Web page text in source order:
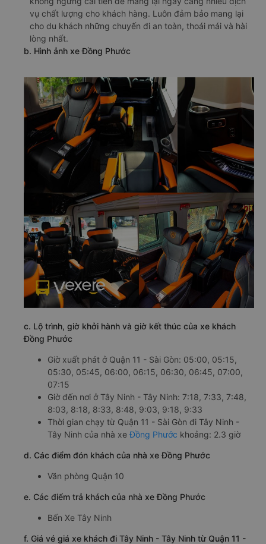
vụ chất lượng cho khách hàng. Luôn đảm bảo mang lại
cho du khách những chuyến đi an toàn, thoái mái và hài
lòng nhất.
b. Hình ảnh xe Đồng Phước
c. Lộ trình, giờ khởi hành và giờ kết thúc của xe khách
Đồng Phước
Giờ xuất phát ở Quận 11 - Sài Gòn: 05:00, 05:15,
05:30, 05:45, 06:00, 06:15, 06:30, 06:45, 07:00,
07:15
Giờ đến nơi ở Tây Ninh - Tây Ninh: 7:18, 7:33, 7:48,
8:03, 8:18, 8:33, 8:48, 9:03, 9:18, 9:33
Thời gian chạy từ Quận 11 - Sài Gòn đi Tây Ninh -
Tây Ninh của nhà xeĐồng Phước khoảng: 2.3 giờ
d. Các điểm đón khách của nhà xe Đồng Phước
Văn phòng Quận 10
e. Các điểm trả khách của nhà xe Đồng Phước
Bến Xe Tây Ninh
f. Giá vé giá xe khách đi Tây Ninh - Tây Ninh từ Quận 11 -